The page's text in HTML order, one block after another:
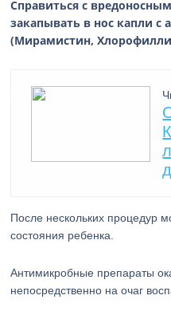
Справиться с
закапывать в нос капли
(Мирамистин,
После нескольких процедур
состояния ребенка.
Антимикробные препараты
непосредственно на очаг